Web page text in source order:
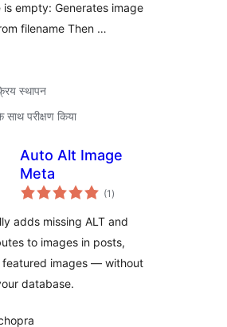
empty: Generates image
filename Then …
स्थापन
परीक्षण किया
Auto Alt Image
Meta
(1 कुल
दर)
adds missing ALT and
to images in posts,
featured images — without
database.